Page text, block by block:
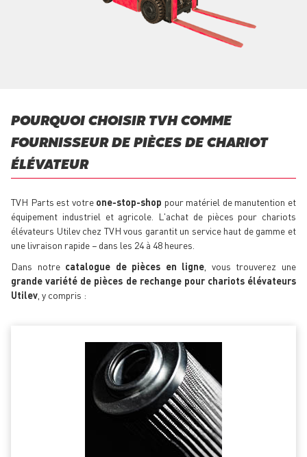
POURQUOI CHOISIR TVH COMME
FOURNISSEUR DE PIÈCES DE CHARIOT
ÉLÉVATEUR
TVH Parts est votre one-stop-shop pour matériel de manutention et
équipement industriel et agricole. L'achat de pièces pour chariots
élévateurs Utilev chez TVH vous garantit un service haut de gamme et
une livraison rapide − dans les 24 à 48 heures.
Dans notre catalogue de pièces en ligne , vous trouverez une
grande variété de pièces de rechange pour chariots élévateurs
Utilev , y compris :